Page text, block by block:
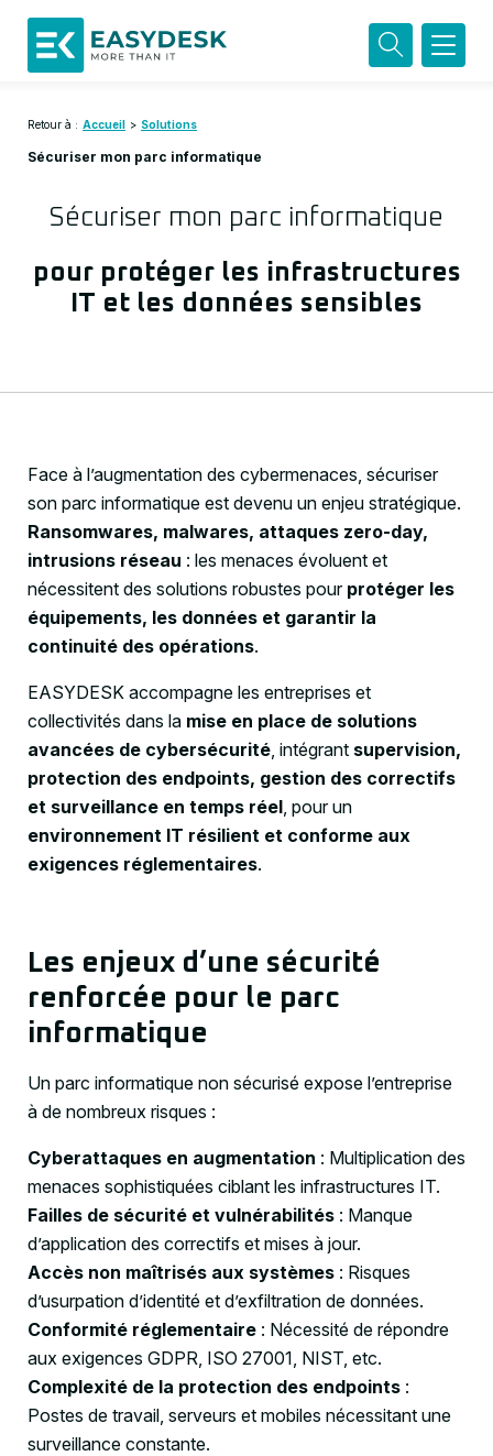
Retour à : Accueil > Solutions
Sécuriser mon parc informatique
Sécuriser mon parc informatique
pour protéger les infrastructures
IT et les données sensibles
Face à l’augmentation des cybermenaces, sécuriser
son parc informatique est devenu un enjeu stratégique.
Ransomwares, malwares, attaques zero-day,
intrusions réseau : les menaces évoluent et
nécessitent des solutions robustes pour protéger les
équipements, les données et garantir la
continuité des opérations.
EASYDESK accompagne les entreprises et
collectivités dans la mise en place de solutions
avancées de cybersécurité, intégrant supervision,
protection des endpoints, gestion des correctifs
et surveillance en temps réel, pour un
environnement IT résilient et conforme aux
exigences réglementaires.
Les enjeux d’une sécurité
renforcée pour le parc
informatique
Un parc informatique non sécurisé expose l’entreprise
à de nombreux risques :
Cyberattaques en augmentation : Multiplication des
menaces sophistiquées ciblant les infrastructures IT.
Failles de sécurité et vulnérabilités : Manque
d’application des correctifs et mises à jour.
Accès non maîtrisés aux systèmes : Risques
d’usurpation d’identité et d’exfiltration de données.
Conformité réglementaire : Nécessité de répondre
aux exigences GDPR, ISO 27001, NIST, etc.
Complexité de la protection des endpoints :
Postes de travail, serveurs et mobiles nécessitant une
surveillance constante.